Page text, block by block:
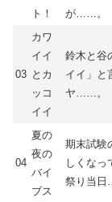
ト！
が……。
03
カワ
イイ
とカ
ッコ
イイ
鈴木と谷
イイ」と
ヤ……。
04
夏の
夜の
バイ
ブス
期末試験
しくなっ
祭り当日